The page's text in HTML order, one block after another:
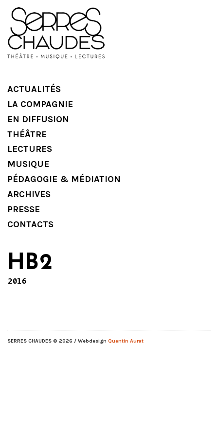
ACTUALITÉS
LA COMPAGNIE
EN DIFFUSION
THÉÂTRE
LECTURES
MUSIQUE
PÉDAGOGIE & MÉDIATION
ARCHIVES
PRESSE
CONTACTS
HB2
2016
SERRES CHAUDES © 2026 / Webdesign Quentin Aurat